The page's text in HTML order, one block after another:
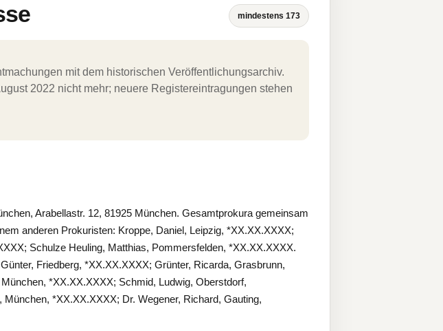
mindestens 173
mit dem historischen Veröffentlichungsarchiv.
2022 nicht mehr; neuere Registereintragungen stehen
Arabellastr. 12, 81925 München. Gesamtprokura gemeinsam
anderen Prokuristen: Kroppe, Daniel, Leipzig, *XX.XX.XXXX;
Schulze Heuling, Matthias, Pommersfelden, *XX.XX.XXXX.
Friedberg, *XX.XX.XXXX; Grünter, Ricarda, Grasbrunn,
*XX.XX.XXXX; Schmid, Ludwig, Oberstdorf,
*XX.XX.XXXX; Dr. Wegener, Richard, Gauting,